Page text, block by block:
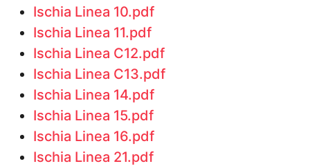
Ischia Linea 10.pdf
Ischia Linea 11.pdf
Ischia Linea C12.pdf
Ischia Linea C13.pdf
Ischia Linea 14.pdf
Ischia Linea 15.pdf
Ischia Linea 16.pdf
Ischia Linea 21.pdf